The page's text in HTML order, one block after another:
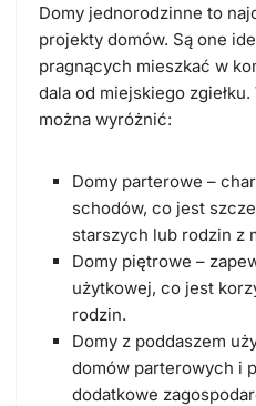
Domy jednorodzinne to
projekty domów. Są one
pragnących mieszkać w
dala od miejskiego
można wyróżnić:
Domy parterowe –
schodów, co jest
starszych lub rodzin z
Domy piętrowe –
użytkowej, co jest
rodzin.
Domy z poddaszem
domów parterowych i
dodatkowe